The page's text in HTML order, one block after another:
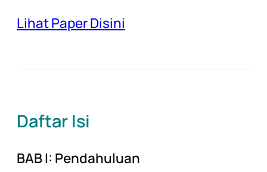
Lihat Paper Disini
Daftar Isi
BAB I: Pendahuluan